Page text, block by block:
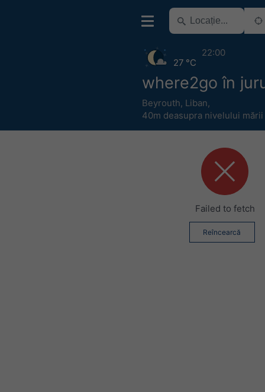
where2go în
Beyrouth, Liban,
40m deasupra nivelului mării
27 °C
22:00
Failed to fetch
Reîncearcă